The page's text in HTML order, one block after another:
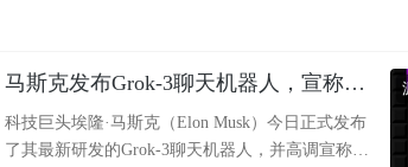
马斯克发布Grok-3聊天机器人，宣称其
智能超越Deepseek，引发AI领域热议
科技巨头埃隆·马斯克（Elon Musk）今日正式发布
了其最新研发的Grok-3聊天机器人，并高调宣称其